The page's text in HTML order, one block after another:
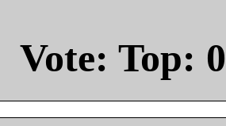
Vote: Top: 0